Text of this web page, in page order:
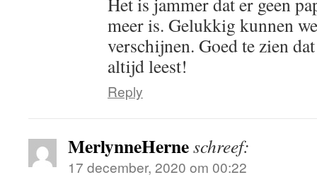
meer is. Gelukkig kunnen
verschijnen. Goed te zien
altijd leest!
Reply
MerlynneHerneschreef:
17 december, 2020 om 00:22